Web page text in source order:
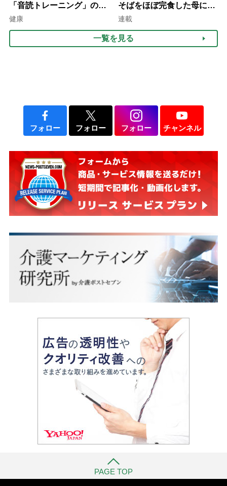
「音読トレーニング」の極
意
健康
そばをほぼ完食した母に息
子が血の気が引いた理由
連載
一覧を見る
フォロー フォロー フォロー チャンネル
PAGE TOP